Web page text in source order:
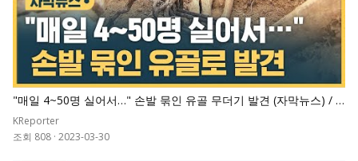
"매일 4~50명 실어서…" 손발 묶인 유골 무더기 발견 (자막뉴스) / S
BS
KReporter
조회 808 · 2023-03-30